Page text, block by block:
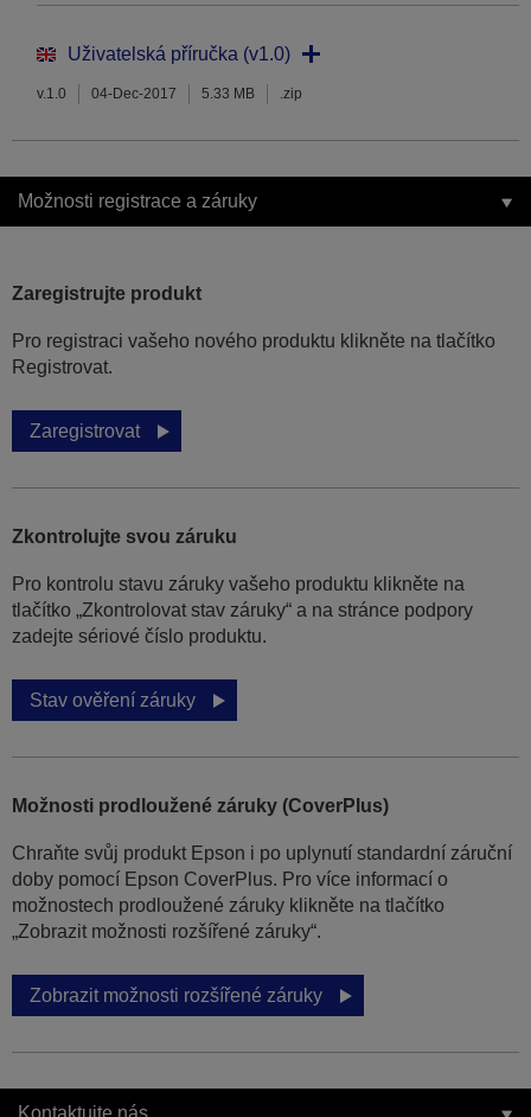
Uživatelská příručka (v1.0)
v.1.0 04-Dec-2017 5.33 MB .zip
Možnosti registrace a záruky
Zaregistrujte produkt
Pro registraci vašeho nového produktu klikněte na tlačítko
Registrovat.
Zaregistrovat
Zkontrolujte svou záruku
Pro kontrolu stavu záruky vašeho produktu klikněte na
tlačítko „Zkontrolovat stav záruky“ a na stránce podpory
zadejte sériové číslo produktu.
Stav ověření záruky
Možnosti prodloužené záruky (CoverPlus)
Chraňte svůj produkt Epson i po uplynutí standardní záruční
doby pomocí Epson CoverPlus. Pro více informací o
možnostech prodloužené záruky klikněte na tlačítko
„Zobrazit možnosti rozšířené záruky“.
Zobrazit možnosti rozšířené záruky